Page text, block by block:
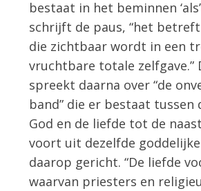
bestaat in het beminnen
schrijft de paus, “het
die zichtbaar wordt in een
vruchtbare totale zelfgave.”
spreekt daarna over “de
band” die er bestaat
God en de liefde tot de
voort uit dezelfde
daarop gericht. “De liefde
waarvan priesters en